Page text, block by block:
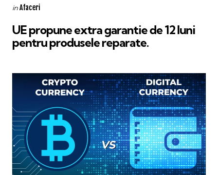
Categories
Posted
inAfaceri
UE propune extra garantie de 12 luni
pentru produsele reparate.